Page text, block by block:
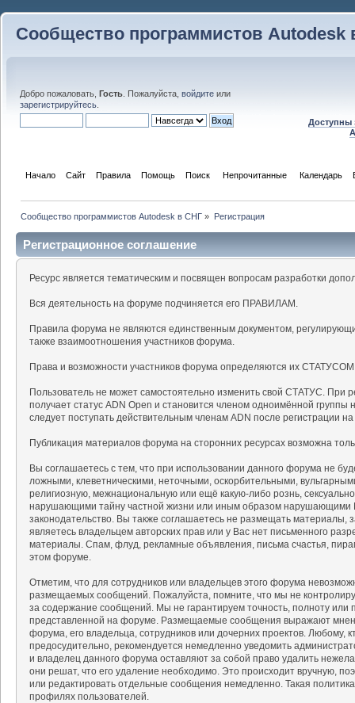
Сообщество программистов Autodesk
Добро пожаловать, Гость . Пожалуйста, войдите или
зарегистрируйтесь
Доступны
Начало Сайт Правила Помощь Поиск Непрочитанные Календарь
Сообщество программистов Autodesk в СНГ » Регистрация
Регистрационное соглашение
Ресурс является тематическим и посвящен вопросам разработки
Вся деятельность на форуме подчиняется его ПРАВИЛАМ.
Правила форума не являются единственным документом,
также взаимоотношения участников форума.
Права и возможности участников форума определяются их
Пользователь не может самостоятельно изменить свой СТАТУС. При
получает статус ADN Open и становится членом одноимённой
следует поступать действительным членам ADN после регистрации
Публикация материалов форума на сторонних ресурсах возможна
Вы соглашаетесь с тем, что при использовании данного форума не
ложными, клеветническими, неточными, оскорбительными,
религиозную, межнациональную или ещё какую-либо рознь,
нарушающими тайну частной жизни или иным образом нарушающими
законодательство. Вы также соглашаетесь не размещать
являетесь владельцем авторских прав или у Вас нет письменного
материалы. Спам, флуд, рекламные объявления, письма счастья,
этом форуме.
Отметим, что для сотрудников или владельцев этого форума
размещаемых сообщений. Пожалуйста, помните, что мы не
за содержание сообщений. Мы не гарантируем точность, полноту или
представленной на форуме. Размещаемые сообщения выражают
форума, его владельца, сотрудников или дочерних проектов. Любому,
предосудительно, рекомендуется немедленно уведомить
и владелец данного форума оставляют за собой право удалить
они решат, что его удаление необходимо. Это происходит вручную,
или редактировать отдельные сообщения немедленно. Такая
профилях пользователей.